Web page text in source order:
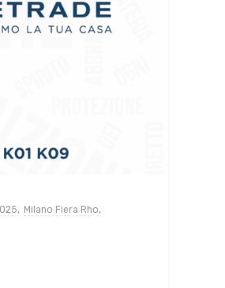
, Milano Fiera Rho,